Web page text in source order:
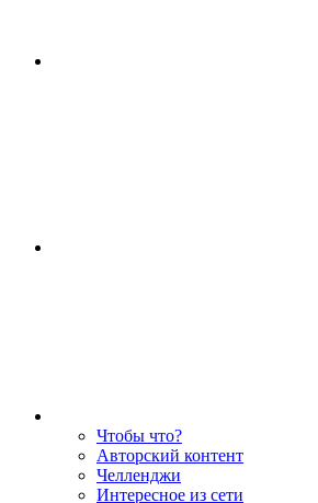
Чтобы что?
Авторский контент
Челленджи
Интересное из сети